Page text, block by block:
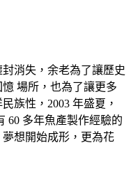
封消失，余老為了讓歷史
場所，也為了讓更多
族性，2003 年盛夏，
60 多年魚產製作經驗的
想開始成形，更為花